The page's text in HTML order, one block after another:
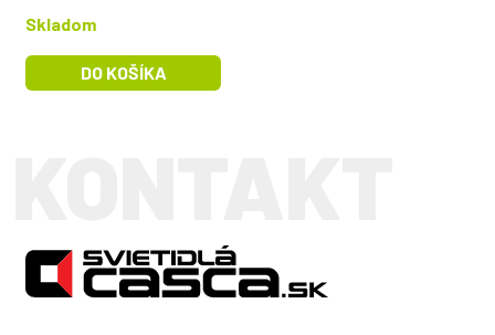
Skladom
DO KOŠÍKA